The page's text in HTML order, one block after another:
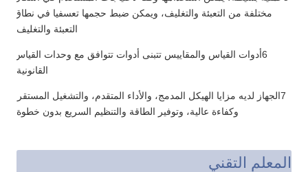
مختلفة من التعبئة والتغليف، ويمكن ضبط حجمها تعسفيا في نطاق
التعبئة والتغليف.
6أدوات القياس والمقاييس تتبنى أدوات تتوافق مع وحدات القياس
القانونية.
7الجهاز لديه مزايا الهيكل المدمج، والأداء المتقدم، والتشغيل المستقر،
وكفاءة عالية، وتوفير الطاقة والتنظيم السريع بدون خطوة.
المعلم التقني